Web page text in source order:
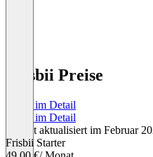
Frisbii Preise
Preise im Detail
Preise im Detail
Zuletzt aktualisiert im Februar
Frisbii Starter